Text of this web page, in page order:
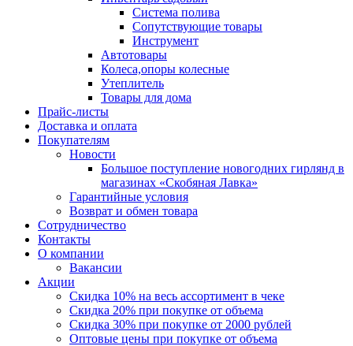
Система полива
Сопутствующие товары
Инструмент
Автотовары
Колеса,опоры колесные
Утеплитель
Товары для дома
Прайс-листы
Доставка и оплата
Покупателям
Новости
Большое поступление новогодних гирлянд в
магазинах «Скобяная Лавка»
Гарантийные условия
Возврат и обмен товара
Сотрудничество
Контакты
О компании
Вакансии
Акции
Скидка 10% на весь ассортимент в чеке
Скидка 20% при покупке от объема
Скидка 30% при покупке от 2000 рублей
Оптовые цены при покупке от объема